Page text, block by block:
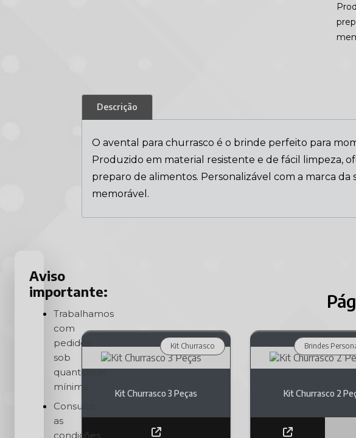
Descrição
O avental para churrasco é o brinde perfeito para
Produzido em material resistente e de fácil limpeza,
preparo de alimentos. Personalizável com a marca da
memorável.
Kit Churrasco 3 Peças
Kit Churrasco
Kit Churrasco 2
Brindes
Aviso
importante:
Trabalhamos
com
pedidos
sob
quantidade
mínima.
Consulte
as
condições